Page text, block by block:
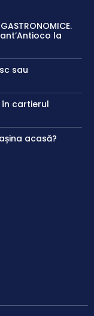
la
sau
cartierul
acasă?